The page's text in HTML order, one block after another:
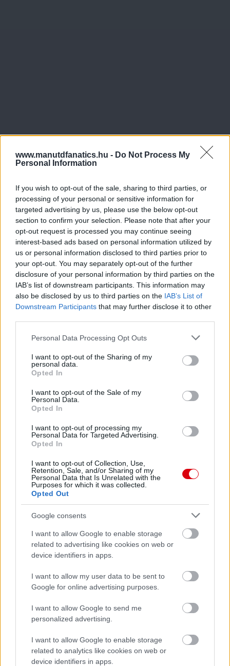
www.manutdfanatics.hu - Do Not Process My
Personal Information
If you wish to opt-out of the sale, sharing to third parties, or
processing of your personal or sensitive information for
targeted advertising by us, please use the below opt-out
section to confirm your selection. Please note that after your
opt-out request is processed you may continue seeing
interest-based ads based on personal information utilized by
us or personal information disclosed to third parties prior to
your opt-out. You may separately opt-out of the further
disclosure of your personal information by third parties on the
IAB’s list of downstream participants. This information may
also be disclosed by us to third parties on the IAB’s List of
Downstream Participants that may further disclose it to other
Please note that this website/app uses one or more Google
not limited to your visit or usage behaviour. You may click to
grant or deny consent to Google and its third-party tags to
use your data for below specified purposes in below Google
consent section.
Personal Data Processing Opt Outs
I want to opt-out of the Sharing of my
personal data.
Opted In
I want to opt-out of the Sale of my
Personal Data.
Opted In
I want to opt-out of processing my
Personal Data for Targeted Advertising.
Opted In
I want to opt-out of Collection, Use,
Retention, Sale, and/or Sharing of my
Personal Data that Is Unrelated with the
Purposes for which it was collected.
Opted Out
Google consents
I want to allow Google to enable storage
related to advertising like cookies on web or
device identifiers in apps.
I want to allow my user data to be sent to
Google for online advertising purposes.
I want to allow Google to send me
personalized advertising.
I want to allow Google to enable storage
related to analytics like cookies on web or
device identifiers in apps.
Meccs Center
Paris Saint-Germain
Manchester United
Nya Ullevi, Göteborg
2026-08-08 17:00
Leeds UnitedvsManchester United2026-08-12 20:30
AC MilanvsManchester United2026-08-15 18:00